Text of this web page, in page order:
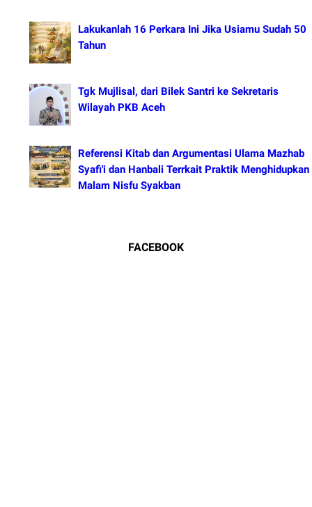
Lakukanlah 16 Perkara Ini Jika Usiamu Sudah 50
Tahun
Tgk Mujlisal, dari Bilek Santri ke Sekretaris
Wilayah PKB Aceh
Referensi Kitab dan Argumentasi Ulama Mazhab
Syafi'i dan Hanbali Terrkait Praktik Menghidupkan
Malam Nisfu Syakban
FACEBOOK